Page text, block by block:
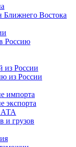
Ближнего Востока
Россию
из России
из России
импорта
экспорта
АТА
и грузов